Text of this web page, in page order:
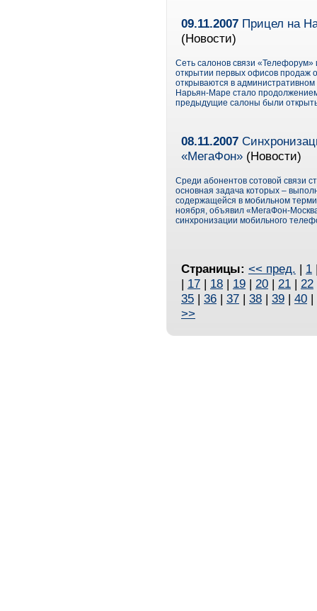
09.11.2007 Прицел на
(Новости)
Сеть салонов связи
открытии первых офисов продаж
открываются в
Нарьян-Маре стало
предыдущие салоны были
08.11.2007
«МегаФон» (Новости)
Среди абонентов сотовой связи
основная задача которых –
содержащейся в мобильном
ноября, объявил «МегаФон-
синхронизации мобильного
Страницы: << пред. | 1
| 17 | 18 | 19 | 20 | 21 | 22
35 | 36 | 37 | 38 | 39 | 40 |
>>